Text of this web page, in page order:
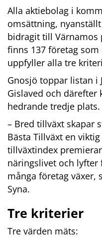
Alla aktiebolag i
omsättning,
bidragit till Värnamos
finns 137 företag
uppfyller alla tre
Gnosjö toppar listan i
Gislaved och därefter
hedrande tredje plats.
– Bred tillväxt skapar
Bästa Tillväxt en
tillväxtindex
näringslivet och
många företag växer,
Syna.
Tre kriterier
Tre värden mäts: